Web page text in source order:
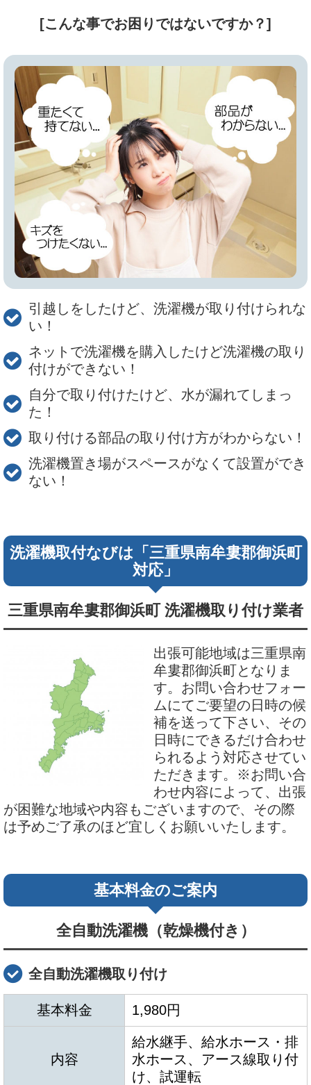
[こんな事でお困りではないですか？]
引越しをしたけど、洗濯機が取り付けられな
い！
ネットで洗濯機を購入したけど洗濯機の取り
付けができない！
自分で取り付けたけど、水が漏れてしまっ
た！
取り付ける部品の取り付け方がわからない！
洗濯機置き場がスペースがなくて設置ができ
ない！
洗濯機取付なびは「三重県南牟婁郡御浜町
対応」
三重県南牟婁郡御浜町 洗濯機取り付け業者
出張可能地域は三重県南
牟婁郡御浜町となりま
す。お問い合わせフォー
ムにてご要望の日時の候
補を送って下さい、その
日時にできるだけ合わせ
られるよう対応させてい
ただきます。※お問い合
わせ内容によって、出張
が困難な地域や内容もございますので、その際
は予めご了承のほど宜しくお願いいたします。
基本料金のご案内
全自動洗濯機（乾燥機付き）
全自動洗濯機取り付け
基本料金 1,980円
内容
給水継手、給水ホース・排
水ホース、アース線取り付
け、試運転